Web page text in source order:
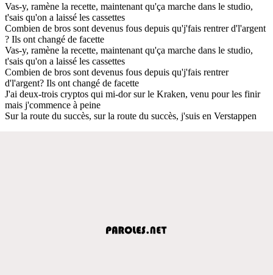
Vas-y, ramène la recette, maintenant qu'ça marche dans le studio,
t'sais qu'on a laissé les cassettes
Combien de bros sont devenus fous depuis qu'j'fais rentrer d'l'argent
? Ils ont changé de facette
Vas-y, ramène la recette, maintenant qu'ça marche dans le studio,
t'sais qu'on a laissé les cassettes
Combien de bros sont devenus fous depuis qu'j'fais rentrer
d'l'argent? Ils ont changé de facette
J'ai deux-trois cryptos qui mi-dor sur le Kraken, venu pour les finir
mais j'commence à peine
Sur la route du succès, sur la route du succès, j'suis en Verstappen